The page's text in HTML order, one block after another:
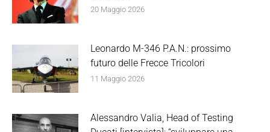
20 Maggio 2026
Leonardo M-346 P.A.N.: prossimo
futuro delle Frecce Tricolori
11 Maggio 2026
Alessandro Valia, Head of Testing